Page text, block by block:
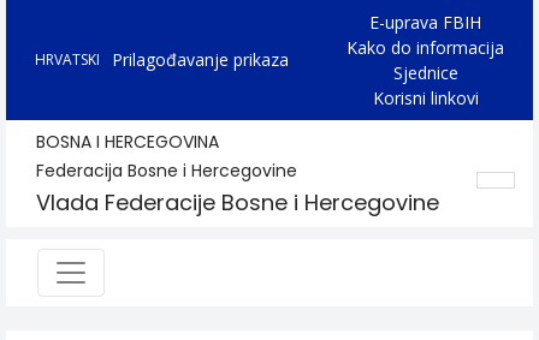
HRVATSKI Prilagođavanje prikaza
E-uprava FBIH
Kako do informacija
Sjednice
Korisni linkovi
BOSNA I HERCEGOVINA
Federacija Bosne i Hercegovine
Vlada Federacije Bosne i Hercegovine